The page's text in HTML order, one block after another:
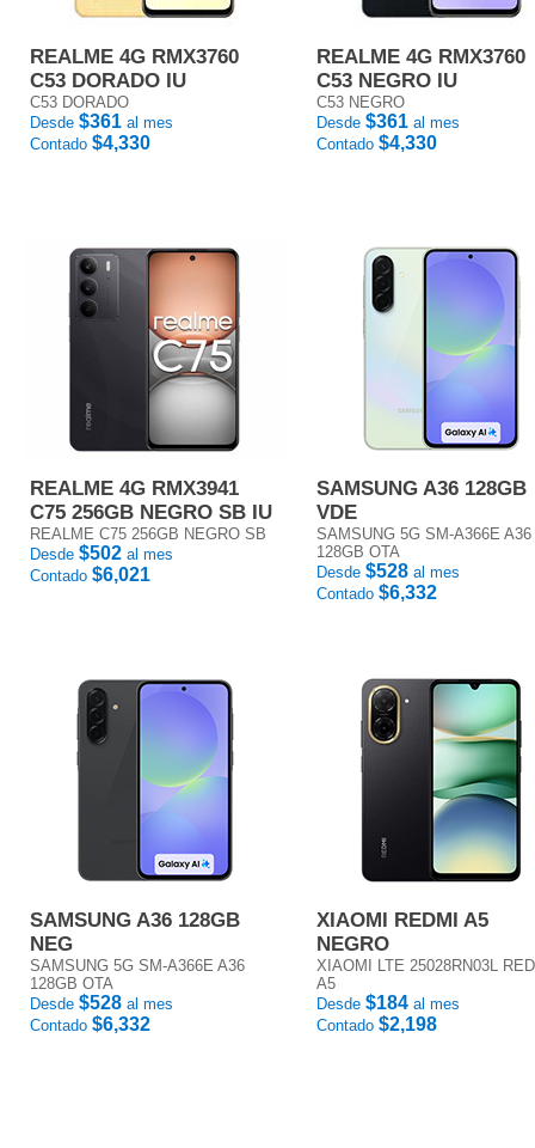
REALME 4G RMX3760
C53 DORADO IU
C53 DORADO
Desde $361 al mes
Contado $4,330
REALME 4G RMX3760
C53 NEGRO IU
C53 NEGRO
Desde $361 al mes
Contado $4,330
REALME 4G RMX3941
C75 256GB NEGRO SB IU
REALME C75 256GB NEGRO SB
Desde $502 al mes
Contado $6,021
SAMSUNG A36 128GB
VDE
SAMSUNG 5G SM-A366E A36
128GB OTA
Desde $528 al mes
Contado $6,332
SAMSUNG A36 128GB
NEG
SAMSUNG 5G SM-A366E A36
128GB OTA
Desde $528 al mes
Contado $6,332
XIAOMI REDMI A5
NEGRO
XIAOMI LTE 25028RN03L
A5
Desde $184 al mes
Contado $2,198